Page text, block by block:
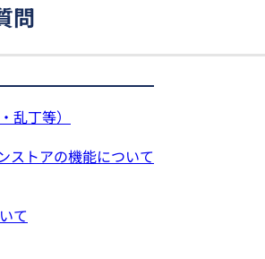
問
乱丁等）
ストアの機能について
て